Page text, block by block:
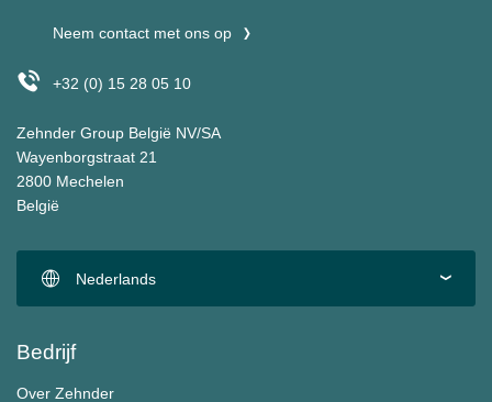
Neem contact met ons op
+32 (0) 15 28 05 10
Zehnder Group België NV/SA
Wayenborgstraat 21
2800 Mechelen
België
Nederlands
Bedrijf
Over Zehnder